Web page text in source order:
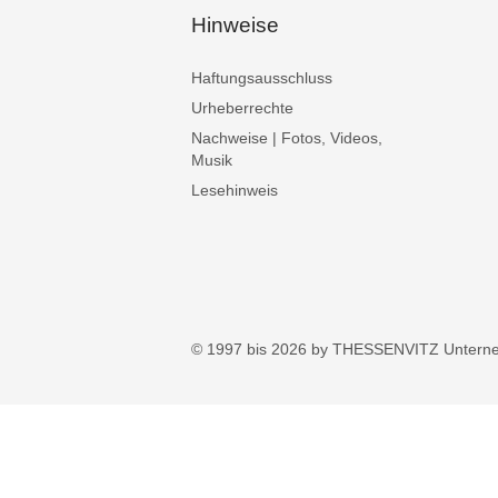
Hinweise
Haftungsausschluss
Urheberrechte
Nachweise | Fotos, Videos,
Musik
Lesehinweis
© 1997 bis 2026 by THESSENVITZ